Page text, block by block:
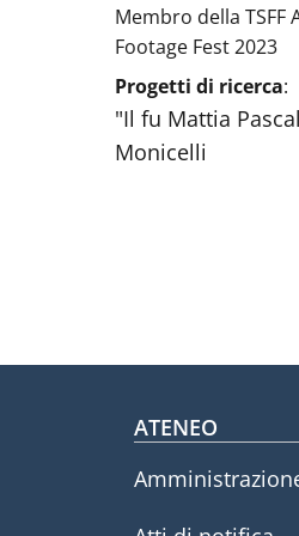
Membro della
Footage Fest 2023
Progetti di ricerca:
"Il fu Mattia
Monicelli
ATENEO